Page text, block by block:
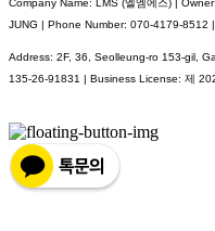
Company Name: LMS (엘엠에스) |
JUNG | Phone Number: 070-4179-8512
Address: 2F, 36, Seolleung-ro 153-gil,
135-26-91831 | Business License: 제